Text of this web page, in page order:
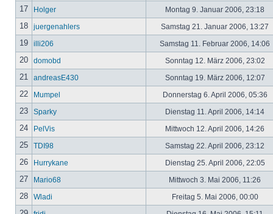
17 Holger Montag 9. Januar 2006, 23:18
18 juergenahlers Samstag 21. Januar 2006, 13:27
19 illi206 Samstag 11. Februar 2006, 14:06
20 domobd Sonntag 12. März 2006, 23:02
21 andreasE430 Sonntag 19. März 2006, 12:07
22 Mumpel Donnerstag 6. April 2006, 05:36
23 Sparky Dienstag 11. April 2006, 14:14
24 PelVis Mittwoch 12. April 2006, 14:26
25 TDI98 Samstag 22. April 2006, 23:12
26 Hurrykane Dienstag 25. April 2006, 22:05
27 Mario68 Mittwoch 3. Mai 2006, 11:26
28 Wladi Freitag 5. Mai 2006, 00:00